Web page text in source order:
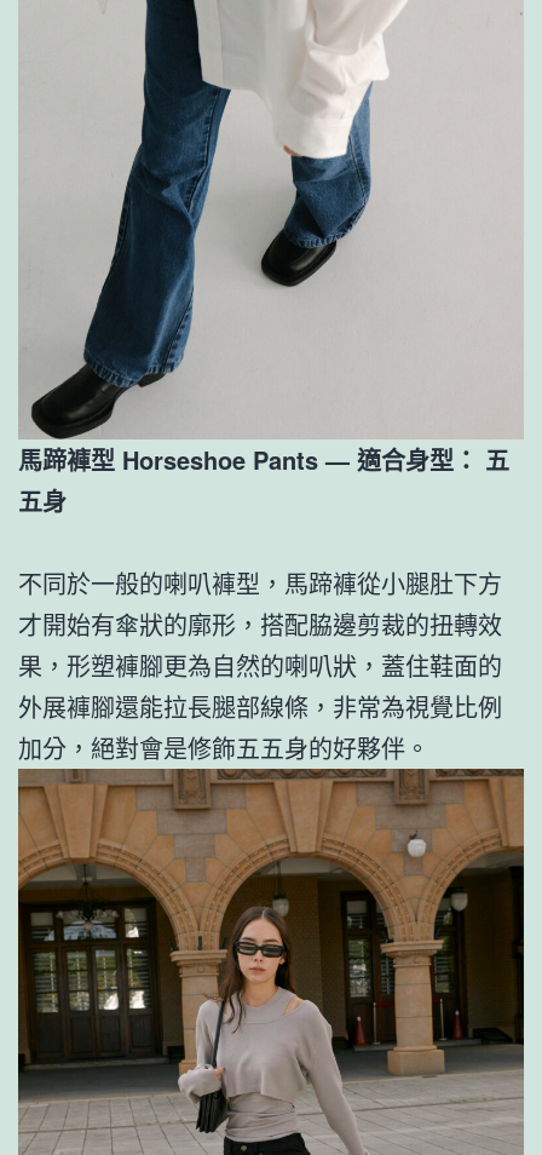
馬蹄褲型 Horseshoe Pants — 適合身型： 五
五身
不同於一般的喇叭褲型，馬蹄褲從小腿肚下方
才開始有傘狀的廓形，搭配脇邊剪裁的扭轉效
果，形塑褲腳更為自然的喇叭狀，蓋住鞋面的
外展褲腳還能拉長腿部線條，非常為視覺比例
加分，絕對會是修飾五五身的好夥伴。